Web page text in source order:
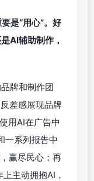
翻车现象同样
找准“高分公
例经验教训，
是“用心”。好
AI辅助制作，